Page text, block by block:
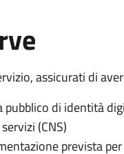
assicurati di
pubblico di identità
(CNS)
prevista